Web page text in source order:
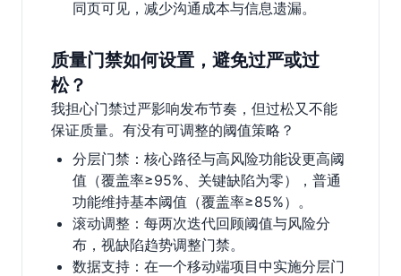
同页可见，减少沟通成本与信息遗漏。
质量门禁如何设置，避免过严或过
松？
我担心门禁过严影响发布节奏，但过松又不能
保证质量。有没有可调整的阈值策略？
分层门禁：核心路径与高风险功能设更高阈
值（覆盖率≥95%、关键缺陷为零），普通
功能维持基本阈值（覆盖率≥85%）。
滚动调整：每两次迭代回顾阈值与风险分
布，视缺陷趋势调整门禁。
数据支持：在一个移动端项目中实施分层门